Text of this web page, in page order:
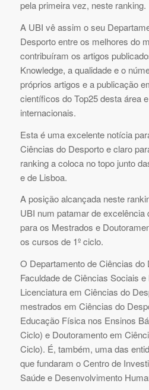
pela primeira vez, neste ranking.
A UBI vê assim o seu
Desporto entre os melhores do
contribuíram os artigos
Knowledge, a qualidade e o
próprios artigos e a publicação
científicos do Top25 desta área
internacionais.
Esta é uma excelente notícia
Ciências do Desporto e claro
ranking a coloca no topo junto
e de Lisboa.
A posição alcançada neste
UBI num patamar de excelência
para os Mestrados e
os cursos de 1º ciclo.
O Departamento de Ciências do
Faculdade de Ciências Sociais
Licenciatura em Ciências do
mestrados em Ciências do
Educação Física nos Ensinos
Ciclo) e Doutoramento em
Ciclo). É, também, uma das
que fundaram o Centro de
Saúde e Desenvolvimento